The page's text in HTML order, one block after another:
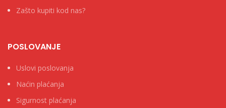
Zašto kupiti kod nas?
POSLOVANJE
Uslovi poslovanja
Naćin plaćanja
Sigurnost plaćanja